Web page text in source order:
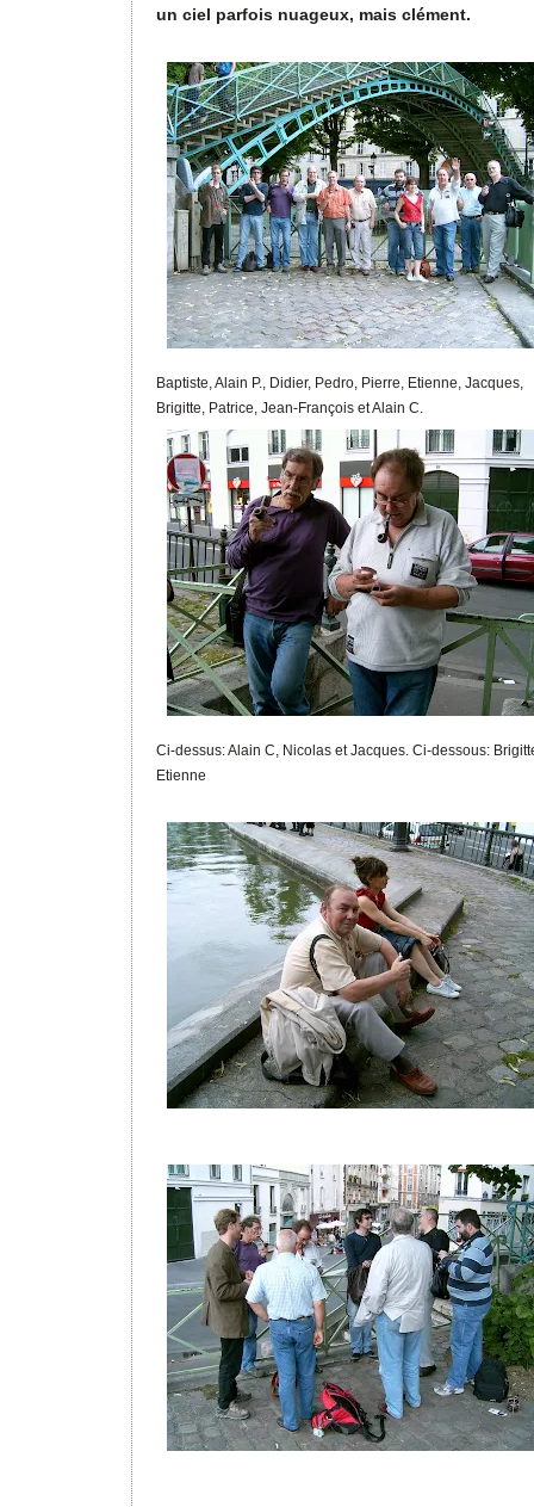
un ciel parfois nuageux, mais clément.
Baptiste, Alain P., Didier, Pedro, Pierre, Etienne, Jacques,
Brigitte, Patrice, Jean-François et Alain C.
Ci-dessus: Alain C, Nicolas et Jacques. Ci-dessous:
Etienne